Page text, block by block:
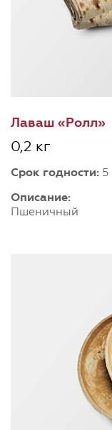
Лаваш «Ролл»
0,2 кг
Срок годности: 5
Описание:
Пшеничный